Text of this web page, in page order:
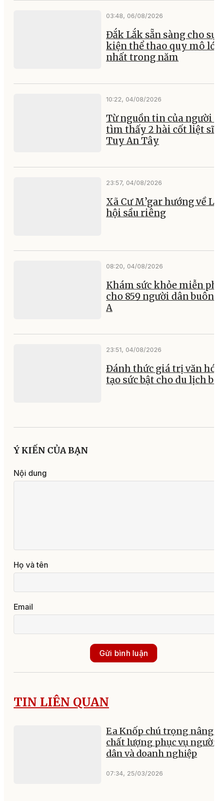
03:48, 06/08/2026
Đắk Lắk sẵn sàng cho sự
kiện thể thao quy mô
nhất trong năm
10:22, 04/08/2026
Từ nguồn tin của người
tìm thấy 2 hài cốt liệt sĩ
Tuy An Tây
23:57, 04/08/2026
Xã Cư M’gar hướng về
hội sầu riêng
08:20, 04/08/2026
Khám sức khỏe miễn
cho 859 người dân buôn
A
23:51, 04/08/2026
Đánh thức giá trị văn
tạo sức bật cho du lịch
Ý KIẾN CỦA BẠN
Nội dung
Họ và tên
Email
Gửi bình luận
TIN LIÊN QUAN
Ea Knốp chú trọng nâng
chất lượng phục vụ người
dân và doanh nghiệp
07:34, 25/03/2026